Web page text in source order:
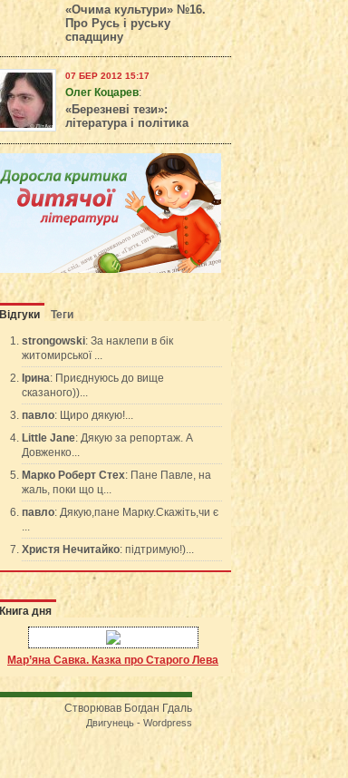
«Очима культури» №16.
Про Русь і руську
спадщину
07 БЕР 2012 15:17
Олег Коцарев:
«Березневі тези»:
література і політика
Відгуки Теги
strongowski: За наклепи в бік
житомирської ...
Ірина: Приєднуюсь до вище
сказаного))...
павло: Щиро дякую!...
Little Jane: Дякую за репортаж. А
Довженко...
Марко Роберт Стех: Пане Павле, на
жаль, поки що ц...
павло: Дякую,пане Марку.Скажіть,чи є
...
Христя Нечитайко: підтримую!)...
Книга дня
Мар’яна Савка. Казка про Старого Лева
Створював Богдан Гдаль
Двигунець - Wordpress